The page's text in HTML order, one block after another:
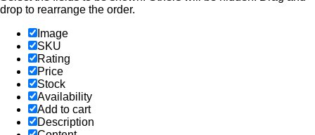
drop to rearrange the order.
Image
SKU
Rating
Price
Stock
Availability
Add to cart
Description